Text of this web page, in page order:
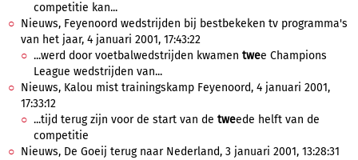
competitie kan...
Nieuws, Feyenoord wedstrijden bij bestbekeken tv programma's
van het jaar, 4 januari 2001, 17:43:22
...werd door voetbalwedstrijden kwamen twee Champions
League wedstrijden van...
Nieuws, Kalou mist trainingskamp Feyenoord, 4 januari 2001,
17:33:12
...tijd terug zijn voor de start van de tweede helft van de
competitie
Nieuws, De Goeij terug naar Nederland, 3 januari 2001, 13:28:31